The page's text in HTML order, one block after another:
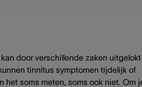
door verschillende zaken uitgelokt
tinnitus symptomen tijdelijk of
het soms meten, soms ook niet. Om